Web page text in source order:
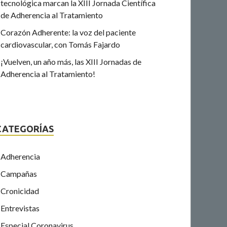
tecnológica marcan la XIII Jornada Científica
de Adherencia al Tratamiento
Corazón Adherente: la voz del paciente
cardiovascular, con Tomás Fajardo
¡Vuelven, un año más, las XIII Jornadas de
Adherencia al Tratamiento!
Adherencia
Campañas
Cronicidad
Entrevistas